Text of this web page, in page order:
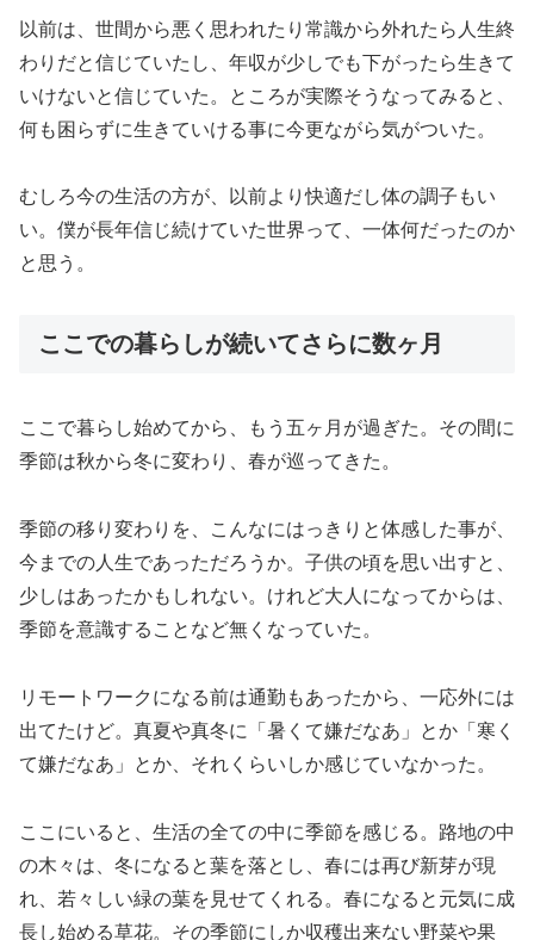
以前は、世間から悪く思われたり常識から外れたら人生終
わりだと信じていたし、年収が少しでも下がったら生きて
いけないと信じていた。ところが実際そうなってみると、
何も困らずに生きていける事に今更ながら気がついた。
むしろ今の生活の方が、以前より快適だし体の調子もい
い。僕が長年信じ続けていた世界って、一体何だったのか
と思う。
ここでの暮らしが続いてさらに数ヶ月
ここで暮らし始めてから、もう五ヶ月が過ぎた。その間に
季節は秋から冬に変わり、春が巡ってきた。
季節の移り変わりを、こんなにはっきりと体感した事が、
今までの人生であっただろうか。子供の頃を思い出すと、
少しはあったかもしれない。けれど大人になってからは、
季節を意識することなど無くなっていた。
リモートワークになる前は通勤もあったから、一応外には
出てたけど。真夏や真冬に「暑くて嫌だなあ」とか「寒く
て嫌だなあ」とか、それくらいしか感じていなかった。
ここにいると、生活の全ての中に季節を感じる。路地の中
の木々は、冬になると葉を落とし、春には再び新芽が現
れ、若々しい緑の葉を見せてくれる。春になると元気に成
長し始める草花。その季節にしか収穫出来ない野菜や果